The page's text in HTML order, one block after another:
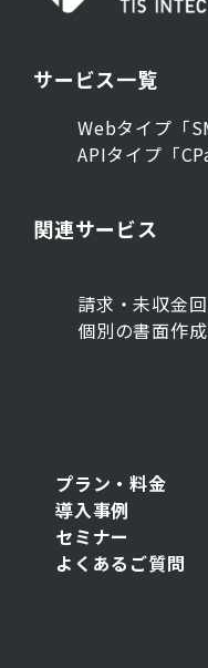
サービス一覧
Webタイプ「
APIタイプ「
関連サービス
請求・未収金
個別の書面作
プラン・料金
導入事例
セミナー
よくあるご質問